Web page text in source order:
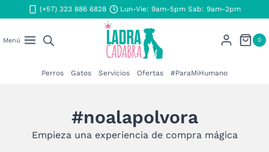
al
(+57) 323 886 6828 Lun-Vie: 9am-5pm Sab: 9am-2pm
Menú 0
Perros Gatos Servicios Ofertas #ParaMiHumano
#noalapolvora
Empieza una experiencia de compra mágica